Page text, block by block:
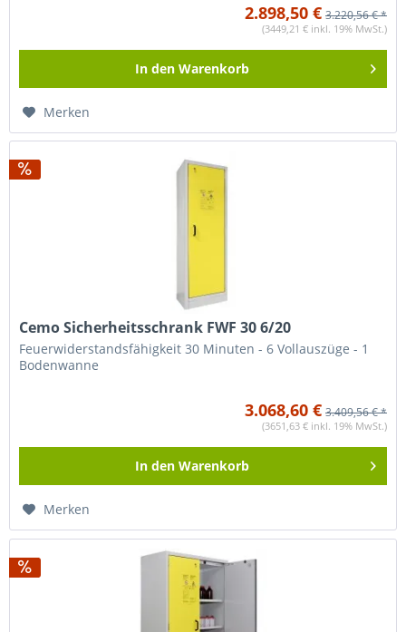
2.898,50 € 3.220,56 € *
(3449,21 € inkl. 19% MwSt.)
In den Warenkorb
Merken
Cemo Sicherheitsschrank FWF 30 6/20
Feuerwiderstandsfähigkeit 30 Minuten - 6 Vollauszüge - 1
Bodenwanne
3.068,60 € 3.409,56 € *
(3651,63 € inkl. 19% MwSt.)
In den Warenkorb
Merken